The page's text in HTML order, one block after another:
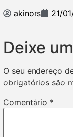
akinors
21/
Deixe
O seu endereço
obrigatórios são
Comentário *